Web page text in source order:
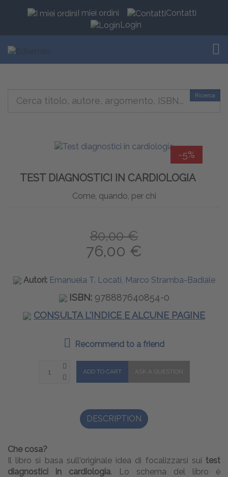
I miei ordini
Contatti
Login
Ricerca
-5%
TEST DIAGNOSTICI IN CARDIOLOGIA
Come, quando, per chi
80,00 €
76,00 €
Autori: Emanuela T. Locati, Marco Stramba-Badiale
ISBN: 978887640854-0
CONSULTA L'INDICE E ALCUNE PAGINE
Recommend to a friend
DESCRIPTION
Che cosa?
Il libro si basa sull'originale idea di focalizzarsi sui test
diagnostici in cardiologia. Lo schema del libro è